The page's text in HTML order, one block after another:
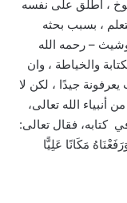
، أطلق على نفسه
، بسبب بحثه
– رحمه الله
والخياطة ، وان
جيدًا ، لكن لا
من أنبياء الله تعالى،
كتابه، فقال تعالى:
مَكَانًا عَلِيًّا